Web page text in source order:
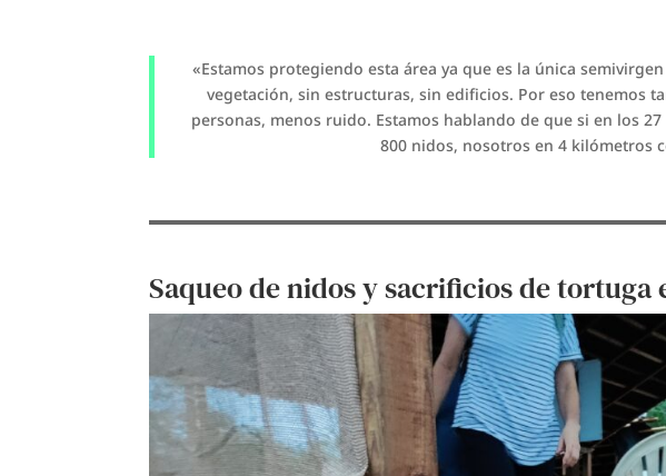
«Estamos protegiendo esta área ya que es la única
vegetación, sin estructuras, sin edificios. Por eso tenemos
personas, menos ruido. Estamos hablando de que si en los
800 nidos, nosotros en 4 kilómetros
Saqueo de nidos y sacrificios de tortuga